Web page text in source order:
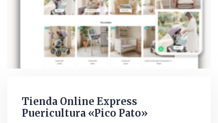
Tienda Online Express
Puericultura «Pico Pato»